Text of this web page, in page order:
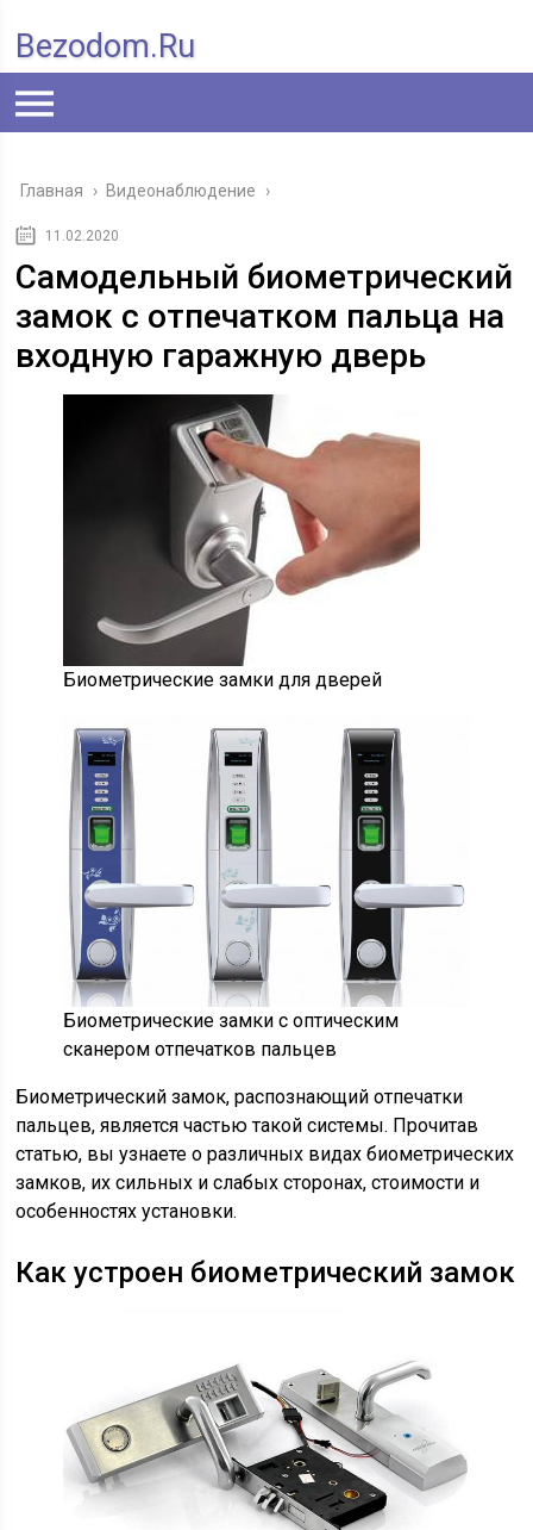
Bezodom.ru
Главная › Видеонаблюдение ›
11.02.2020
Самодельный биометрический
замок с отпечатком пальца на
входную гаражную дверь
Биометрические замки для дверей
Биометрические замки с оптическим
сканером отпечатков пальцев
Биометрический замок, распознающий отпечатки
пальцев, является частью такой системы. Прочитав
статью, вы узнаете о различных видах биометрических
замков, их сильных и слабых сторонах, стоимости и
особенностях установки.
Как устроен биометрический замок